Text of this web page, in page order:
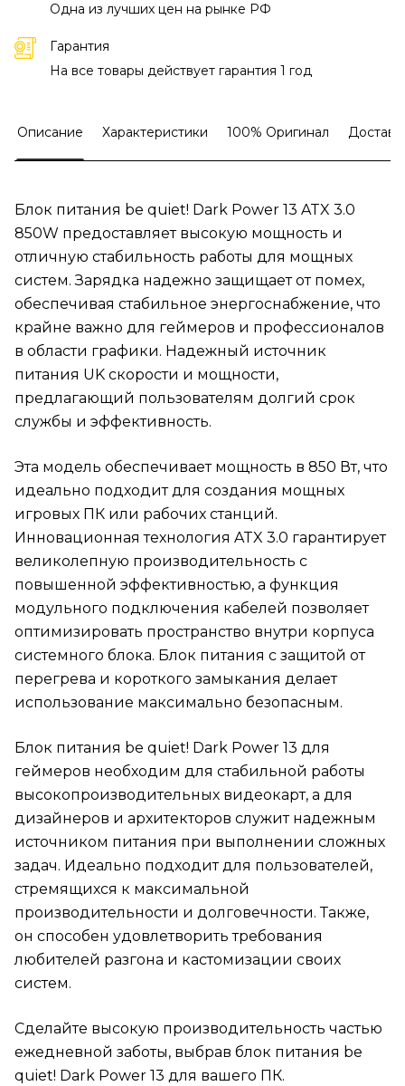
Одна из лучших цен на рынке РФ
Гарантия
На все товары действует гарантия 1 год
Описание Характеристики 100% Оригинал
Блок питания be quiet! Dark Power 13 ATX 3.0
850W предоставляет высокую мощность и
отличную стабильность работы для мощных
систем. Зарядка надежно защищает от помех,
обеспечивая стабильное энергоснабжение, что
крайне важно для геймеров и профессионалов
в области графики. Надежный источник
питания UK скорости и мощности,
предлагающий пользователям долгий срок
службы и эффективность.
Эта модель обеспечивает мощность в 850 Вт, что
идеально подходит для создания мощных
игровых ПК или рабочих станций.
Инновационная технология ATX 3.0 гарантирует
великолепную производительность с
повышенной эффективностью, а функция
модульного подключения кабелей позволяет
оптимизировать пространство внутри корпуса
системного блока. Блок питания с защитой от
перегрева и короткого замыкания делает
использование максимально безопасным.
Блок питания be quiet! Dark Power 13 для
геймеров необходим для стабильной работы
высокопроизводительных видеокарт, а для
дизайнеров и архитекторов служит надежным
источником питания при выполнении сложных
задач. Идеально подходит для пользователей,
стремящихся к максимальной
производительности и долговечности. Также,
он способен удовлетворить требования
любителей разгона и кастомизации своих
систем.
Сделайте высокую производительность частью
ежедневной заботы, выбрав блок питания be
quiet! Dark Power 13 для вашего ПК.